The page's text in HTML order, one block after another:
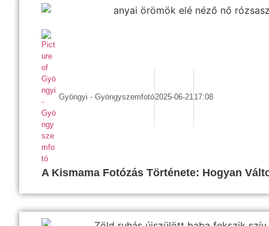
Gyöngyi - Gyöngyszemfotó2025-06-21 17:08
A Kismama Fotózás Története: Hogyan